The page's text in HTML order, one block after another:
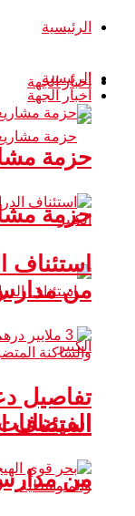
الرئيسية
أخبار الجهة
حزمة
من
الرئيسية
أخبار الجهة
حزمة
استئناف
من
تفاصيل